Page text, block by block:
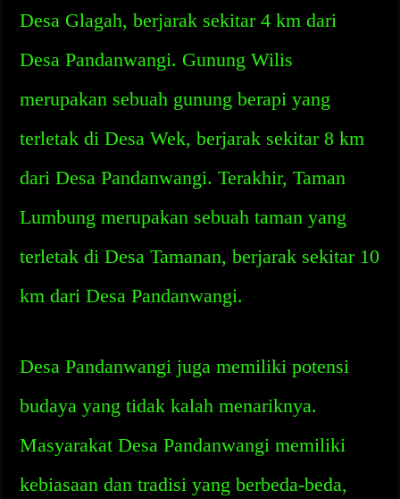
Desa Glagah, berjarak sekitar 4 km dari
Desa Pandanwangi. Gunung Wilis
merupakan sebuah gunung berapi yang
terletak di Desa Wek, berjarak sekitar 8 km
dari Desa Pandanwangi. Terakhir, Taman
Lumbung merupakan sebuah taman yang
terletak di Desa Tamanan, berjarak sekitar 10
km dari Desa Pandanwangi.
Desa Pandanwangi juga memiliki potensi
budaya yang tidak kalah menariknya.
Masyarakat Desa Pandanwangi memiliki
kebiasaan dan tradisi yang berbeda-beda,